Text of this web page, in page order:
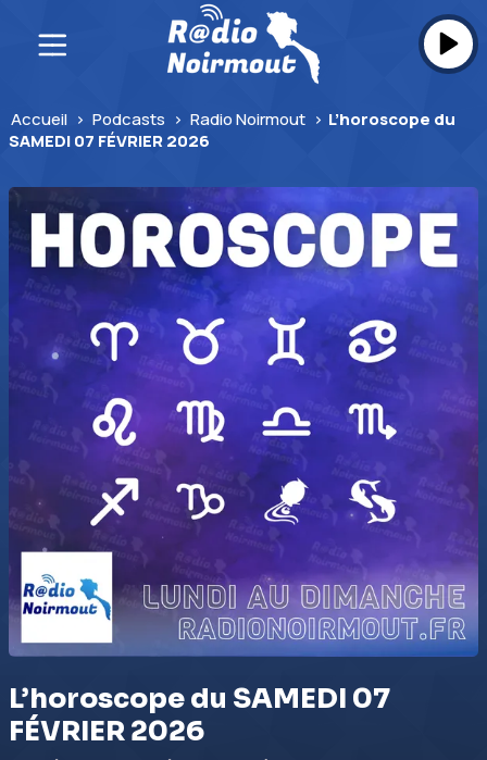
Accueil > Podcasts > Radio Noirmout > L’horoscope du
SAMEDI 07 FÉVRIER 2026
L’horoscope du SAMEDI 07
FÉVRIER 2026